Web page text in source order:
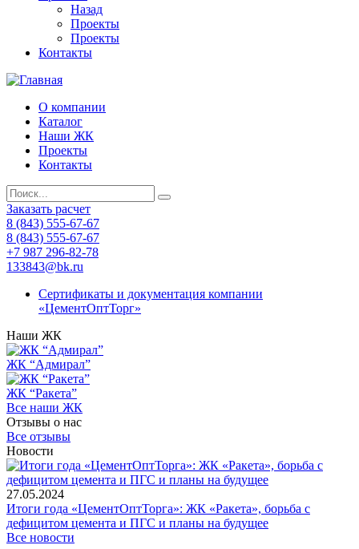
Назад
Проекты
Проекты
Контакты
О компании
Каталог
Наши ЖК
Проекты
Контакты
Заказать расчет
8 (843) 555-67-67
8 (843) 555-67-67
+7 987 296-82-78
133843@bk.ru
Сертификаты и документация компании
«ЦементОптТорг»
Наши ЖК
ЖК “Адмирал”
ЖК “Ракета”
Все наши ЖК
Отзывы о нас
Все отзывы
Новости
27.05.2024
Итоги года «ЦементОптТорга»: ЖК «Ракета», борьба с
дефицитом цемента и ПГС и планы на будущее
Все новости